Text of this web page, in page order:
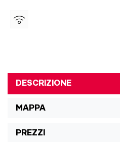
DESCRIZIONE
MAPPA
PREZZI